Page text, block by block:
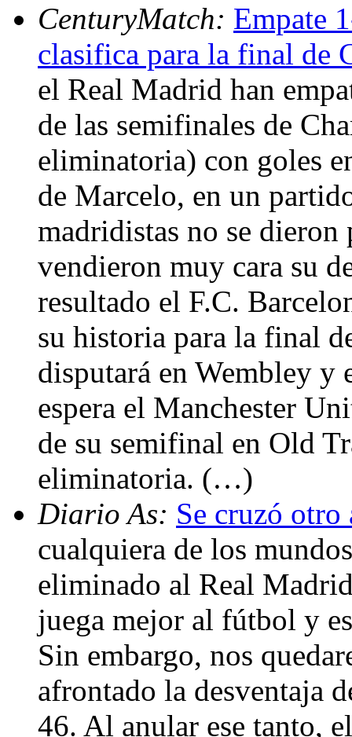
CenturyMatch: Empate
clasifica para la final de
el Real Madrid han
de las semifinales de
eliminatoria) con goles
de Marcelo, en un
madridistas no se
vendieron muy cara su
resultado el F.C.
su historia para la final
disputará en Wembley y
espera el Manchester
de su semifinal en Old
eliminatoria. (…)
Diario As: Se cruzó
cualquiera de los
eliminado al Real
juega mejor al fútbol y
Sin embargo, nos
afrontado la desventaja
46. Al anular ese tanto,